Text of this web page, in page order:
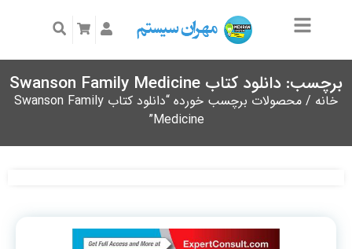
برچسب: دانلود کتاب Swanson Family Medicine
خانه
/ محصولات برچسب خورده “دانلود کتاب Swanson Family
Medicine”